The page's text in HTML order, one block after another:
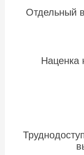
Отдельный
Наценка